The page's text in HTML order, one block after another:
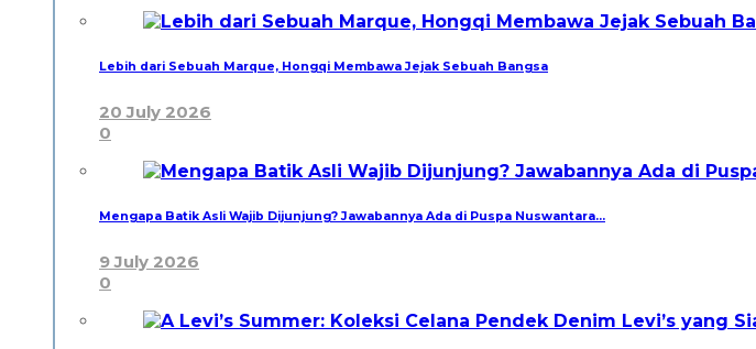
Lebih dari Sebuah Marque, Hongqi Membawa Jejak Sebuah Bangsa
20 July 2026
0
Mengapa Batik Asli Wajib Dijunjung? Jawabannya Ada di Puspa Nuswantara…
9 July 2026
0